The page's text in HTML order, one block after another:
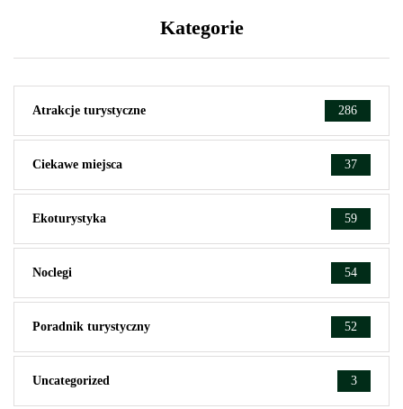
Kategorie
Atrakcje turystyczne 286
Ciekawe miejsca 37
Ekoturystyka 59
Noclegi 54
Poradnik turystyczny 52
Uncategorized 3